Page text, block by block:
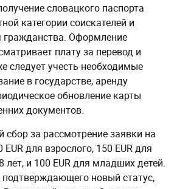
словацкого паспорта
категории соискателей и
гражданства. Оформление
плату за перевод и
следует учесть необходимые
в государстве, аренду
обновление карты
документов.
за рассмотрение заявки на
для взрослого, 150 EUR для
лет, и 100 EUR для младших детей.
подтверждающего новый статус,